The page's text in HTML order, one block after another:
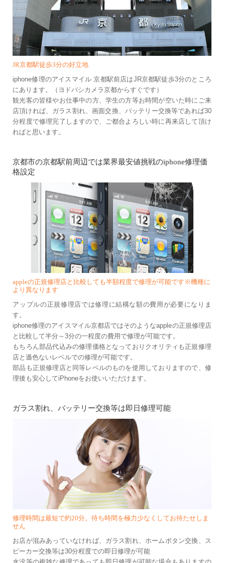
JR京都駅徒歩3分の好立地
iphone修理のアイスマイル 京都駅前店はJR京都駅徒歩3分のところ
にあります。（ヨドバシカメラ京都からすぐです）
観光客の皆様やお仕事中の方、学生の方等お時間が空いた時にご来
店頂ければ、ガラス割れ、画面交換、バッテリー交換等であれば30
分程度で修理完了しますので、ご都合よろしい時に再来店して頂け
ればと思います。
京都市の京都駅前周辺では業界最安値挑戦のiphone修理価
格設定
appleの正規修理店と比較しても半額程度で修理が可能です※機種に
より異なります
アップルの正規修理店では修理に結構な額の費用が必要になりま
す。
iphone修理のアイスマイル京都店ではそのようなappleの正規修理店
と比較して半分～3分の一程度の費用で修理が可能です。
もちろん部品代込みの修理価格となっておりクオリティも正規修理
店と遜色ないレベルでの修理が可能です。
部品も正規修理店と同等レベルのものを使用しておりますので、修
理後も安心してiPhoneをお使いいただけます。
ガラス割れ、バッテリー交換等は即日修理可能
修理時間は最短で約20分。待ち時間を極力少なくしてお待たせしま
せん
お店が混みあっていなければ、ガラス割れ、ホームボタン交換、ス
ピーカー交換等は30分程度での即日修理が可能